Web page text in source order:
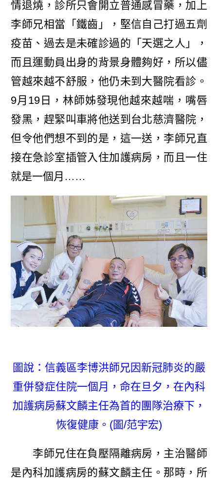
情退燒，診所只會開立普通感冒藥，加上
李師兄相當「鐵齒」，堅信自己打過五劑
疫苗、過去是未確診過的「天選之人」，
而且運動員出身的背景身體夠好，所以儘
管越來越不舒服，他仍未到大醫院看診。
9月19日，林師姊發現他越來越喘，嘴唇
發黑，趕緊叫車將他送到台北慈濟醫院，
但令他們想不到的是，這一送，李師兄直
接在急診室插管入住加護病房，而且一住
就是一個月……
圖說：信義區李博洪師兄因新冠肺炎的嚴
重併發症住院一個月，命在旦夕，在內科
加護病房蘇文麟主任為首的團隊治療下，
恢復健康。(圖/范宇宏)
李師兄住在負壓隔離病房，主治醫師
是內科加護病房的蘇文麟主任。那時，所